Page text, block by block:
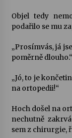
Objel tedy
podařilo se mu
„Prosímvás, já
poměrně dlouho.“
„Jó, to je
na ortopedii!“
Hoch došel na
nechutně
sem z chirurgie,